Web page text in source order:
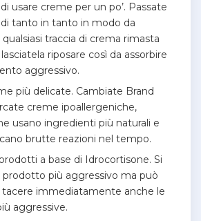
usare creme per un po’. Passate
di tanto in tanto in modo da
traccia di crema rimasta
riposare così da assorbire
aggressivo.
più delicate. Cambiate Brand
creme ipoallergeniche,
usano ingredienti più naturali e
brutte reazioni nel tempo.
a base di Idrocortisone. Si
prodotto più aggressivo ma può
immediatamente anche le
aggressive.